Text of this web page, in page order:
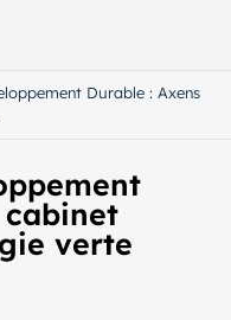
Durable : Axens
cabinet
verte